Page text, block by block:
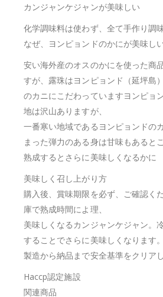
カンジャンケジャンが美味しい
化学調味料は使わず、全て手作り調
なぜ、ヨンピョンドのかにが美味し
安い海外産のオスのかにを使った商
すが、露珠はヨンピョンド（延坪島）
のカニにこだわっていますヨンピョ
地は沢山ありますが、
一番寒い地域であるヨンピョンドの
まった弾力のある身は甘味もあると
熟成するとさらに美味しくなるかに
美味しく召し上がり方
購入後、賞味期限を必ず、ご確認く
庫で熟成時間によ理、
美味しくなるカンジャンケジャン。
することでさらに美味しくなります。
製造から納品まで安全基準をクリア
Haccp認定施設
関連商品